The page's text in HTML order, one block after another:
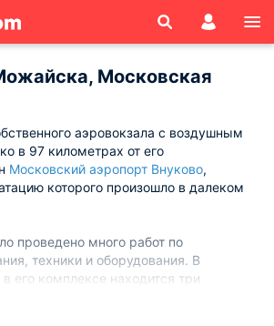
Московская
аэровокзала с воздушным
в 97 километрах от его
Московский аэропорт Внуково,
которого произошло в далеком
проведено много работ по
техники и оборудования. В
его комплексе находится три
которые примыкают друг к
с внутренней стороны.